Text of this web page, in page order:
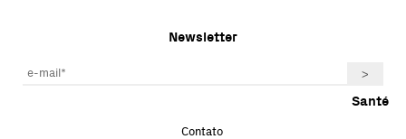
Newsletter
Santé
Contato